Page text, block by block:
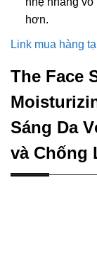
hơn.
Link mua hàng
The Face
Sáng Da
và Chống